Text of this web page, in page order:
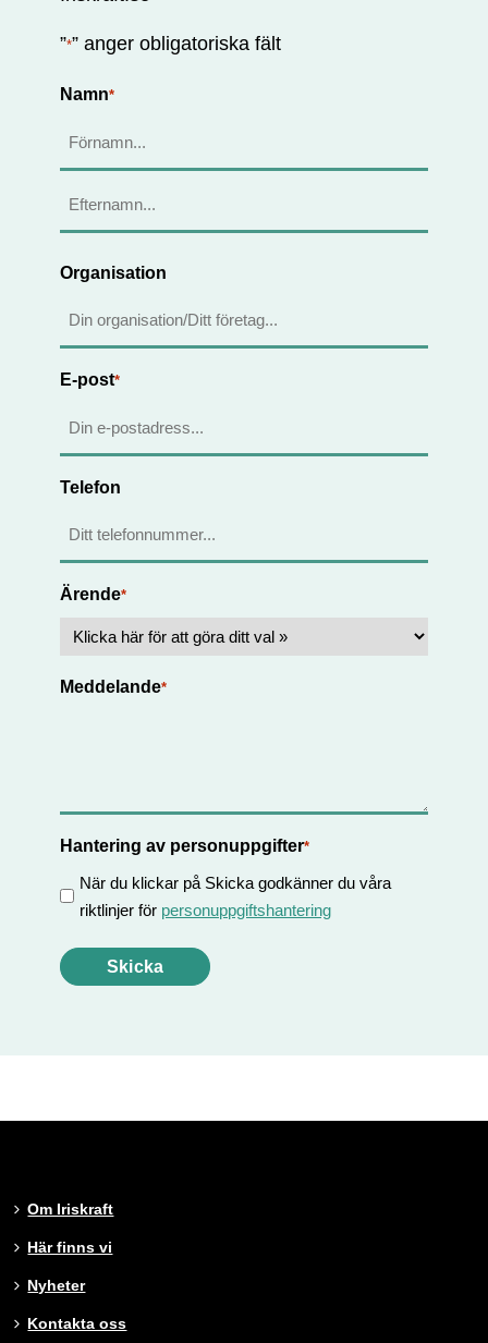
”*” anger obligatoriska fält
Namn*
Organisation
E-post*
Telefon
Ärende*
Meddelande*
Hantering av personuppgifter*
När du klickar på Skicka godkänner du våra
riktlinjer för personuppgiftshantering
Om Iriskraft
Här finns vi
Nyheter
Kontakta oss